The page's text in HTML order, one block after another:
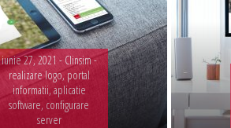
iunie 27, 2021 - Clinsim -
realizare logo, portal
informatii, aplicatie
software, configurare
server